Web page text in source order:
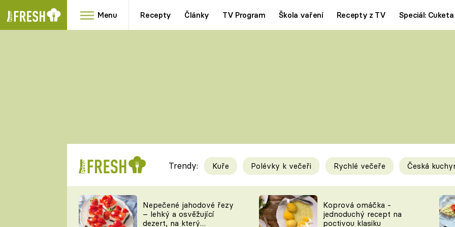
Menu Recepty Články TV Program Škola vaření Recepty z TV Speciál: Cuketa
RYCHLOVKY
Videorecepty
TEĎ VAŘÍ ŠÉF!
Tipy a triky
KAM ZA JÍDLEM
Trendy: Kuře Polévky k večeři Rychlé večeře Česká
Nepečené jahodové řezy
– lehký a osvěžující
dezert, na který
Koprová omáčka -
jednoduchý recept na
poctivou klasiku